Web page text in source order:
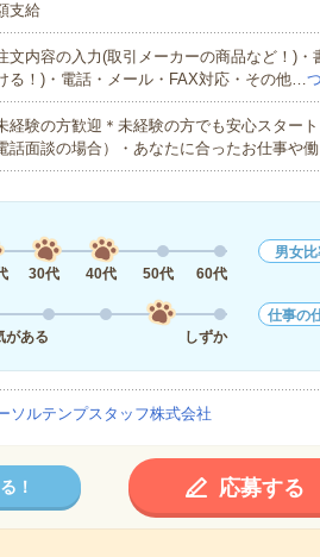
支給
文内容の入力(取引メーカーの商品など！)
る！)・電話・メール・FAX対応・その他…
経験の方歓迎＊未経験の方でも安心スター
電話面談の場合）・あなたに合ったお仕事や
30代 40代 50代 60代
男女比
がある
しずか
仕事の
ソルテンプスタッフ株式会社
！ 応募する